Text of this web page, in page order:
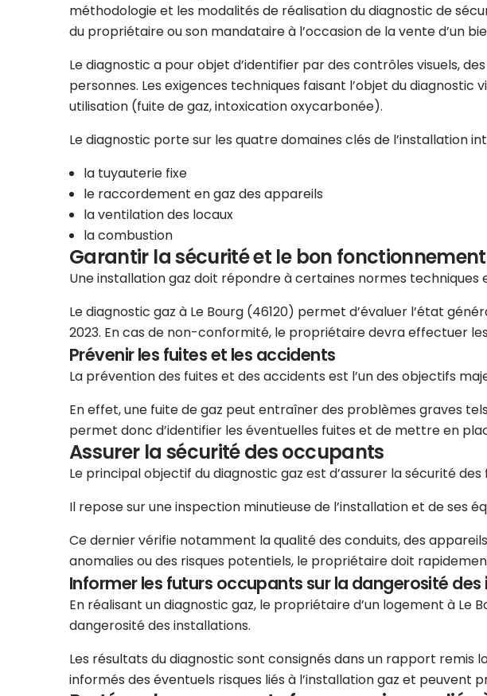
méthodologie et les modalités de réalisation du diagnostic de
du propriétaire ou son mandataire à l’occasion de la vente d’un
Le diagnostic a pour objet d’identifier par des contrôles visuels,
personnes. Les exigences techniques faisant l’objet du diagnostic
utilisation (fuite de gaz, intoxication oxycarbonée).
Le diagnostic porte sur les quatre domaines clés de l’installation
la tuyauterie fixe
le raccordement en gaz des appareils
la ventilation des locaux
la combustion
Garantir la sécurité et le bon
Une installation gaz doit répondre à certaines normes techniques
Le diagnostic gaz à Le Bourg (46120) permet d’évaluer l’état
2023. En cas de non-conformité, le propriétaire devra effectuer
Prévenir les fuites et les accidents
La prévention des fuites et des accidents est l’un des objectifs
En effet, une fuite de gaz peut entraîner des problèmes graves
permet donc d’identifier les éventuelles fuites et de mettre en
Assurer la sécurité des occupants
Le principal objectif du diagnostic gaz est d’assurer la sécurité
Il repose sur une inspection minutieuse de l’installation et de ses
Ce dernier vérifie notamment la qualité des conduits, des
anomalies ou des risques potentiels, le propriétaire doit
Informer les futurs occupants sur la dangerosité
En réalisant un diagnostic gaz, le propriétaire d’un logement à
dangerosité des installations.
Les résultats du diagnostic sont consignés dans un rapport remis
informés des éventuels risques liés à l’installation gaz et